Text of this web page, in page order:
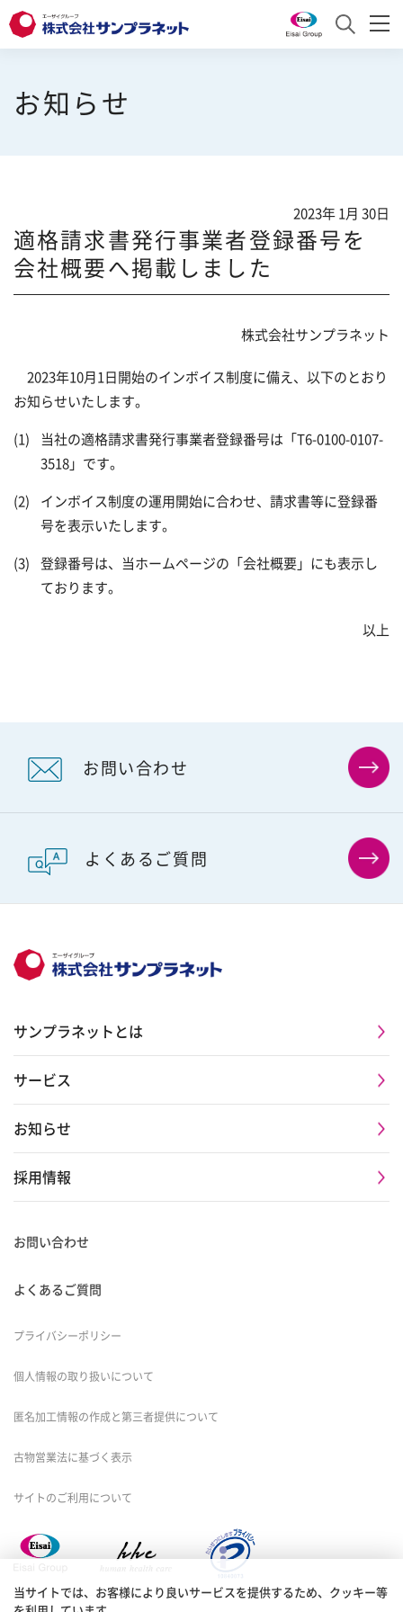
サンプラネットとは トップ
沿革
組織図
サンプラネット健康宣言
CSR
想いをカタチに (コラム)
サービス
研究・製造関連商品
プロモーション支援
採用情報
求める人財像
会社を知る
仕事を知る
数字で知る
中堅社員座談会
成長を支える制度
ワークとライフを支える制度
キャリア採用
English
お知らせ
2023年 1月 30日
適格請求書発行事業者登録番号を
会社概要へ掲載しました
株式会社サンプラネット
2023年10月1日開始のインボイス制度に備え、以下のとおり
お知らせいたします。
当社の適格請求書発行事業者登録番号は「T6-0100-0107-
3518」です。
インボイス制度の運用開始に合わせ、請求書等に登録番
号を表示いたします。
登録番号は、当ホームページの「会社概要」にも表示し
ております。
以上
お問い合わせ
よくあるご質問
サンプラネットとは
サービス
お知らせ
採用情報
お問い合わせ
よくあるご質問
プライバシーポリシー
個人情報の取り扱いについて
匿名加工情報の作成と第三者提供について
古物営業法に基づく表示
サイトのご利用について
当サイトでは、お客様により良いサービスを提供するため、クッキー等